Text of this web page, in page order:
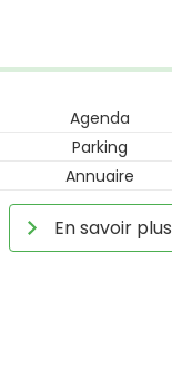
Agenda
Parking
Annuaire
En savoir plus